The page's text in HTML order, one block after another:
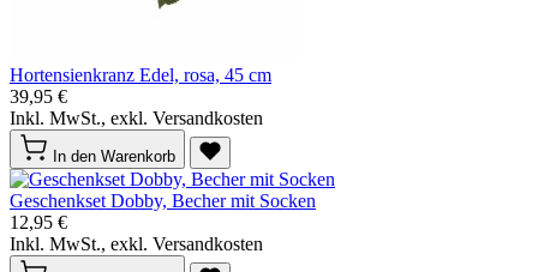
Hortensienkranz Edel, rosa, 45 cm
39,95 €
Inkl. MwSt., exkl. Versandkosten
In den Warenkorb
Geschenkset Dobby, Becher mit Socken
12,95 €
Inkl. MwSt., exkl. Versandkosten